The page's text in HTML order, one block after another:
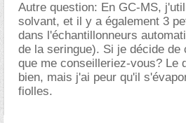
Autre question: En GC-MS,
solvant, et il y a également 3
dans l'échantillonneurs
de la seringue). Si je décide de
que me conseilleriez-vous? Le
bien, mais j'ai peur qu'il
fiolles.